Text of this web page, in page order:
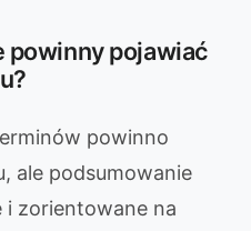
powinny pojawiać
powinno
ale podsumowanie
i zorientowane na